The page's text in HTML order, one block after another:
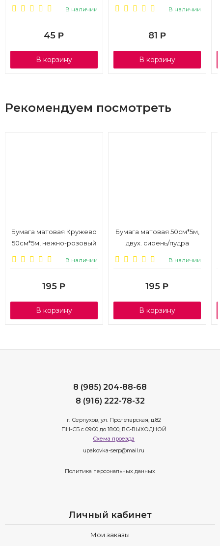
В наличии
45 Р
В корзину
В наличии
81 Р
В корзину
Рекомендуем посмотреть
Бумага матовая Кружево
50см*5м, нежно-розовый
В наличии
195 Р
В корзину
Бумага матовая 50см*5м,
двух. сирень/пудра
В наличии
195 Р
В корзину
8 (985) 204-88-68
8 (916) 222-78-32
г. Серпухов, ул. Пролетарская, д.82
ПН-СБ с 09:00 до 18:00, ВС-ВЫХОДНОЙ
Схема проезда
upakovka-serp@mail.ru
Политика персональных данных
Личный кабинет
Мои заказы